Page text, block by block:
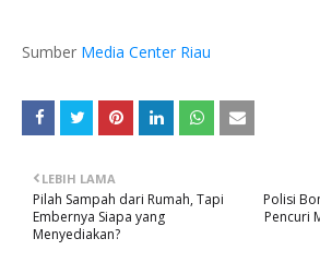
Sumber Media Center Riau
Polisi
Pencuri
LEBIH LAMA
Pilah Sampah dari Rumah, Tapi
Embernya Siapa yang
Menyediakan?